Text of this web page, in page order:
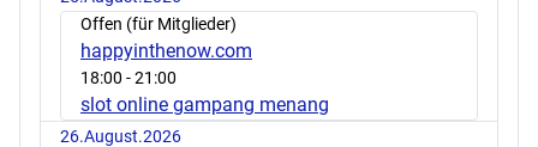
Offen (für Mitglieder)
happyinthenow.com
18:00 - 21:00
slot online gampang menang
26.August.2026